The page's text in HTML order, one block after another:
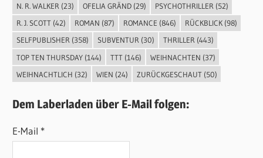
N. R. WALKER (23) OFELIA GRÄND(29) PSYCHOTHRILLER (52)
R. J. SCOTT(42) ROMAN (87) ROMANCE (846) RÜCKBLICK(98)
SELFPUBLISHER(358) SUBVENTUR(30) THRILLER(443)
TOP TEN THURSDAY(144) TTT(146) WEIHNACHTEN (37)
WEIHNACHTLICH (32) WIEN (24) ZURÜCKGESCHAUT(50)
Dem Laberladen über E-Mail folgen:
E-Mail *